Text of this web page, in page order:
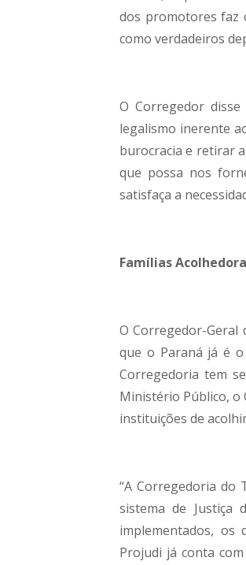
dos promotores faz
como verdadeiros
O Corregedor
legalismo inerente
burocracia e retirar
que possa nos
satisfaça a
Famílias
O Corregedor-Geral
que o Paraná já é
Corregedoria tem
Ministério Público, o
instituições de
“A Corregedoria do
sistema de Justiça
implementados, os
Projudi já conta